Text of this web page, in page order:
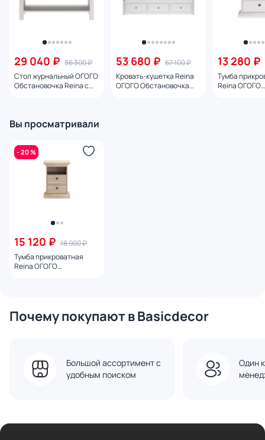
29 040 ₽ 36 300 ₽
Стол журнальный ОГОГО
Обстановочка Reina с
53 680 ₽ 67 100 ₽
Кровать-кушетка Reina
ОГОГО Обстановочка
13 280 ₽
Тумба
Reina ОГОГО
Вы просматривали
- 20 %
15 120 ₽ 18 900 ₽
Тумба прикроватная
Reina ОГОГО
Почему покупают в Basicdecor
Большой ассортимент с
удобным поиском
Один